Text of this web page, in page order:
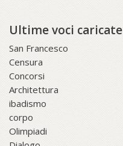
Ultime voci caricate
San Francesco
Censura
Concorsi
Architettura
ibadismo
corpo
Olimpiadi